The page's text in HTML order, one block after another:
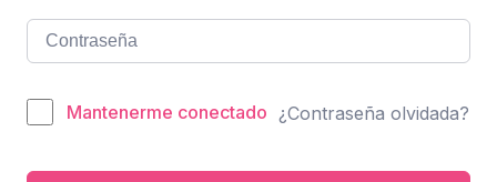
Mantenerme conectado ¿Contraseña olvidada?